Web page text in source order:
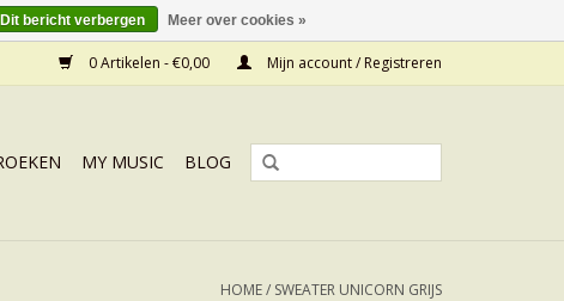
0 Artikelen - €0,00 Mijn account / Registreren
MY MUSIC BLOG
HOME/ SWEATER UNICORN GRIJS
Dit bericht verbergen Meer over cookies »